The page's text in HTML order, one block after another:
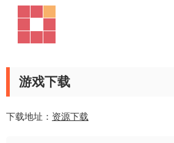
游戏下载
下载地址： 资源下载